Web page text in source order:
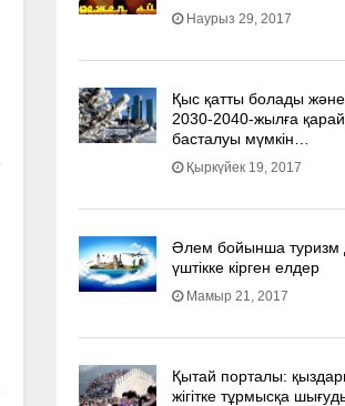
Наурыз 29, 2017
Қыс қатты болады
2030-2040­-жылға қарай
басталуы мүмкін…
Қыркүйек 19, 2017
Әлем бойынша туризм
үштікке кірген елдер
Мамыр 21, 2017
Қытай порталы:
жігітке тұрмысқа